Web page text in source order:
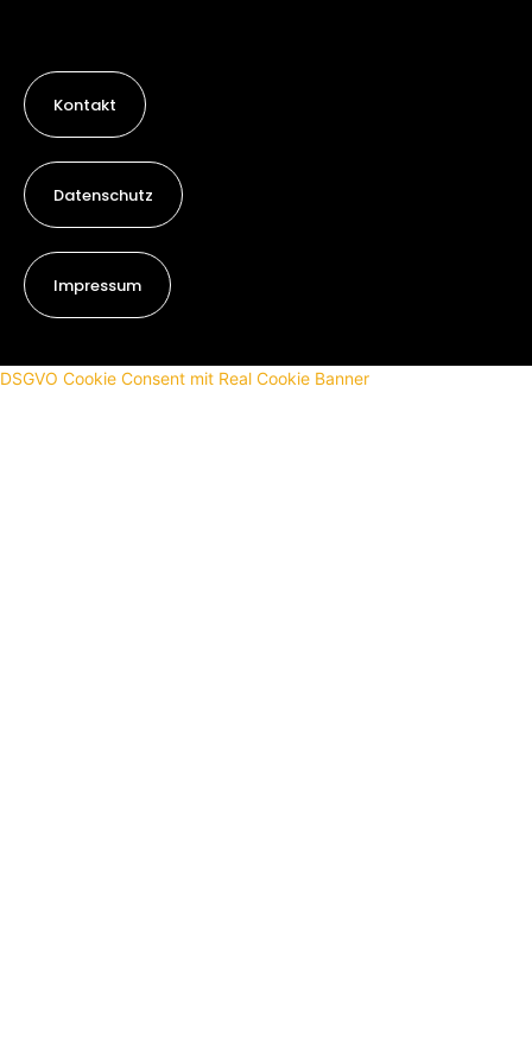
Kontakt
Datenschutz
Impressum
DSGVO Cookie Consent mit Real Cookie Banner